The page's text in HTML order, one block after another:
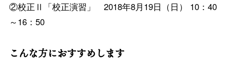
②校正Ⅱ「校正演習」 2018年8月19日（日） 10：40
～16：50
こんな方におすすめします